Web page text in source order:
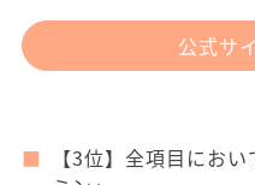
公式サ
【3位】全項目にお